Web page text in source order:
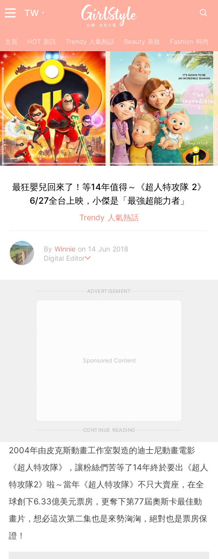
TW
主頁 HOT 新訊 Trendy 人氣熱話 Beauty 美妝 Fashion 時尚
最狂嬰兒回來了！等14年值得～《超人特攻隊 2》
6/27全台上映，小傑是「最強超能力者」
Trendy 人氣熱話
By Winnie on 14 Jun 2018
Digital Editor
ADVERTISEMENT
Sponsored Content
CONTINUE READING
2004年由皮克斯動畫工作室製造的迪士尼動畫電影
《超人特攻隊》，讓粉絲們苦等了14年終於要出《超人
特攻隊2》啦～當年《超人特攻隊》不只大賣座，在全
球創下6.33億美元票房，更奪下第77屆奧斯卡最佳動
畫片，想必這次第二集也是來勢洶洶，絕對也是票房保
證！